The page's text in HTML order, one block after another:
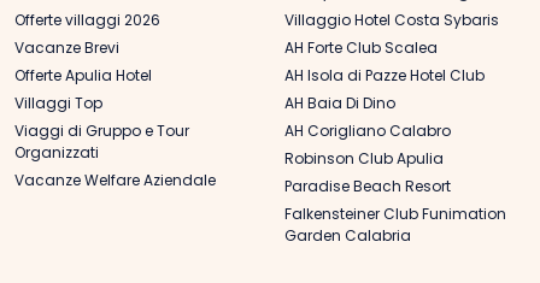
Offerte villaggi 2026
Vacanze Brevi
Offerte Apulia Hotel
Villaggi Top
Viaggi di Gruppo e Tour
Organizzati
Vacanze Welfare Aziendale
Villaggio Hotel Costa Sybaris
AH Forte Club Scalea
AH Isola di Pazze Hotel Club
AH Baia Di Dino
AH Corigliano Calabro
Robinson Club Apulia
Paradise Beach Resort
Falkensteiner Club Funimation
Garden Calabria